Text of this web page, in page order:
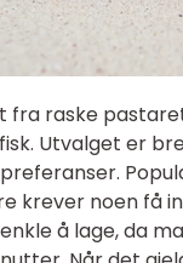
raske
Utvalget er
krever noen få
å lage, da